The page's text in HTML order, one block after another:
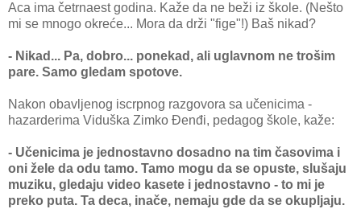
Aca ima četrnaest godina. Kaže da ne beži iz škole. (Nešto
mi se mnogo okreće... Mora da drži "fige"!) Baš nikad?
- Nikad... Pa, dobro... ponekad, ali uglavnom ne trošim
pare. Samo gledam spotove.
Nakon obavljenog iscrpnog razgovora sa učenicima -
hazarderima Viduška Zimko Đenđi, pedagog škole, kaže:
- Učenicima je jednostavno dosadno na tim časovima i
oni žele da odu tamo. Tamo mogu da se opuste, slušaju
muziku, gledaju video kasete i jednostavno - to mi je
preko puta. Ta deca, inače, nemaju gde da se okupljaju.